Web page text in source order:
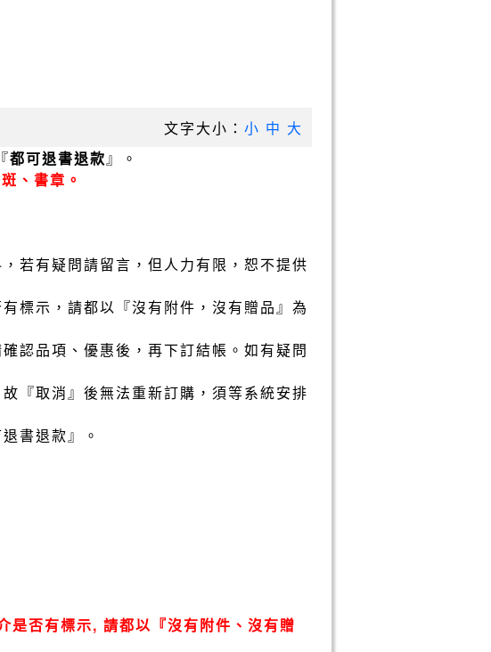
文字大小： 小 中 大
都可退書退款』。
、書章。
若有疑問請留言，但人力有限，恕不提供
標示，請都以『沒有附件，沒有贈品』為
認品項、優惠後，再下訂結帳。如有疑問
『取消』後無法重新訂購，須等系統安排
書退款』。
是否有標示, 請都以『沒有附件、沒有贈